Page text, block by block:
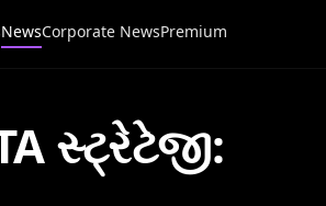
NewsCorporate NewsPremium
સ્ટ્રેટેજી: